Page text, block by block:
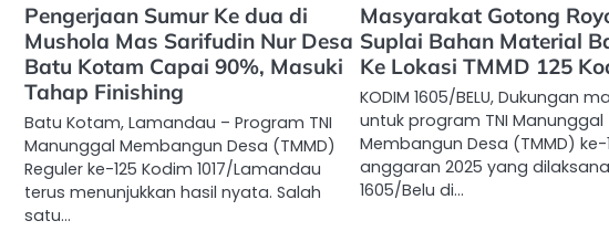
Pengerjaan Sumur Ke dua di
Mushola Mas Sarifudin Nur Desa
Batu Kotam Capai 90%, Masuki
Tahap Finishing
Batu Kotam, Lamandau – Program TNI
Manunggal Membangun Desa (TMMD)
Reguler ke-125 Kodim 1017/Lamandau
terus menunjukkan hasil nyata. Salah
satu…
Masyarakat Gotong
Suplai Bahan Material
Ke Lokasi TMMD 125
KODIM 1605/BELU, Dukungan
untuk program TNI Manunggal
Membangun Desa (TMMD) ke-
anggaran 2025 yang
1605/Belu di…